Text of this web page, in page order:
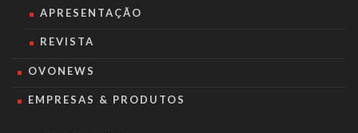
APRESENTAÇÃO
REVISTA
OVONEWS
EMPRESAS & PRODUTOS